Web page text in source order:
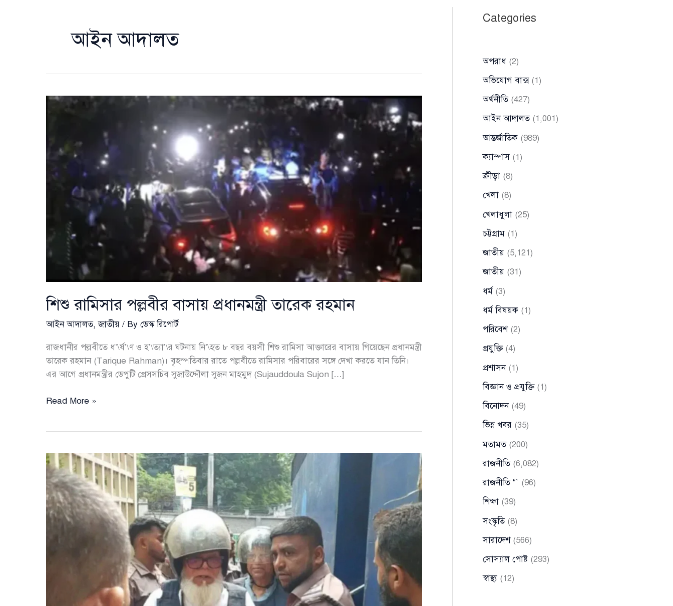
আইন আদালত
শিশু রামিসার পল্লবীর বাসায় প্রধানমন্ত্রী তারেক রহমান
আইন আদালত,জাতীয় / By ডেস্ক রিপোর্ট
রাজধানীর পল্লবীতে ধ’\র্ষ’\ণ ও হ’\ত্যা’\র ঘটনায় নি’\হত ৮ বছর বয়সী শিশু রামিসা আক্তারের বাসায় গিয়েছেন প্রধানমন্ত্রী
তারেক রহমান (Tarique Rahman)। বৃহস্পতিবার রাতে পল্লবীতে রামিসার পরিবারের সঙ্গে দেখা করতে যান তিনি।
এর আগে প্রধানমন্ত্রীর ডেপুটি প্রেসসচিব সুজাউদ্দৌলা সুজন মাহমুদ (Sujauddoula Sujon […]
শিশু
প্রধানমন্ত্রী
তারেক
রহমান
Read More »
Categories
অপরাধ (2)
অভিযোগ বাক্স(1)
অর্থনীতি(427)
আইন আদালত(1,001)
আন্তর্জাতিক (989)
ক্যাম্পাস (1)
ক্রীড়া (8)
খেলা (8)
খেলাধুলা (25)
চট্টগ্রাম (1)
জাতীয় (5,121)
জাতীয় (31)
ধর্ম (3)
ধর্ম বিষয়ক (1)
পরিবেশ(2)
প্রযুক্তি(4)
প্রশাসন(1)
বিজ্ঞান ও প্রযুক্তি(1)
বিনোদন(49)
ভিন্ন খবর (35)
মতামত(200)
রাজনীতি(6,082)
রাজনীতি “` (96)
শিক্ষা (39)
সংস্কৃতি(8)
সারাদেশ(566)
সোস্যাল পোষ্ট (293)
স্বাস্থ্য (12)